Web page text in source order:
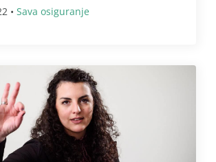
• Sava osiguranje